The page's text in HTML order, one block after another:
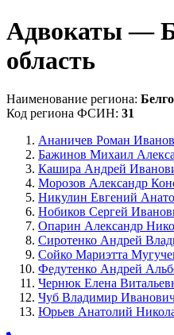
Адвокаты —
область
Наименование региона:
Код региона ФСИН: 31
Ананичев Роман
Бажинов Михаил
Кашира Андрей
Морозов Александр
Никулин Евгений
Нобиков Сергей
Опарин Александр
Сиротенко Андрей
Сойко Мариэтта
Федутенко Андрей
Чернюк Елена
Чуб Владимир
Юрьев Анатолий